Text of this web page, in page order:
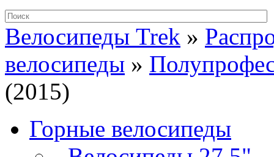
Велосипеды Trek »
велосипеды »
(2015)
Горные велосипеды